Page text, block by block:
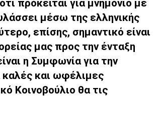
πρόκειται για μνημόνιο με
μέσω της ελληνικής
επίσης, σημαντικό είναι
μας προς την ένταξη
η Συμφωνία για την
καλές και ωφέλιμες
Κοινοβούλιο θα τις